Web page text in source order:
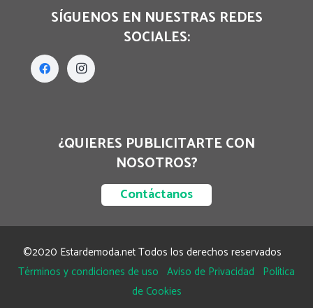
SÍGUENOS EN NUESTRAS REDES
SOCIALES:
¿QUIERES PUBLICITARTE CON
NOSOTROS?
Contáctanos
©2020 Estardemoda.net Todos los derechos reservados
Términos y condiciones de uso Aviso de Privacidad Política
de Cookies